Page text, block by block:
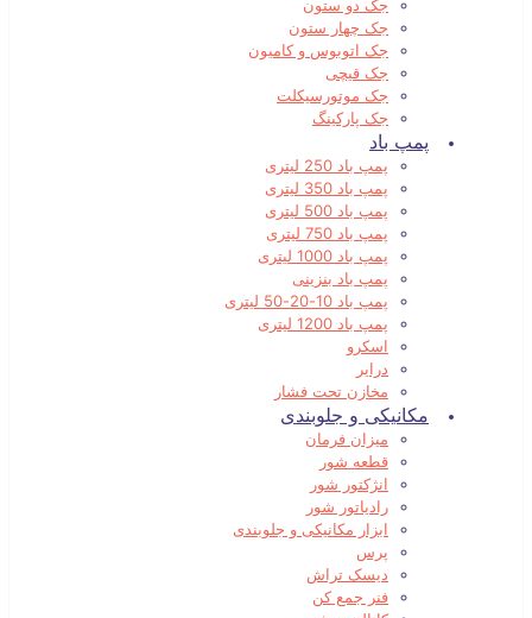
جک دو ستون
جک چهار ستون
جک اتوبوس و کامیون
جک قیچی
جک موتورسیکلت
جک پارکینگ
پمپ باد
پمپ باد 250 لیتری
پمپ باد 350 لیتری
پمپ باد 500 لیتری
پمپ باد 750 لیتری
پمپ باد 1000 لیتری
پمپ باد بنزینی
پمپ باد 10-20-50 لیتری
پمپ باد 1200 لیتری
اسکرو
درایر
مخازن تحت فشار
مکانیکی و جلوبندی
میزان فرمان
قطعه شور
انژکتور شور
رادیاتور شور
ابزار مکانیکی و جلوبندی
پرس
دیسک تراش
فنر جمع کن